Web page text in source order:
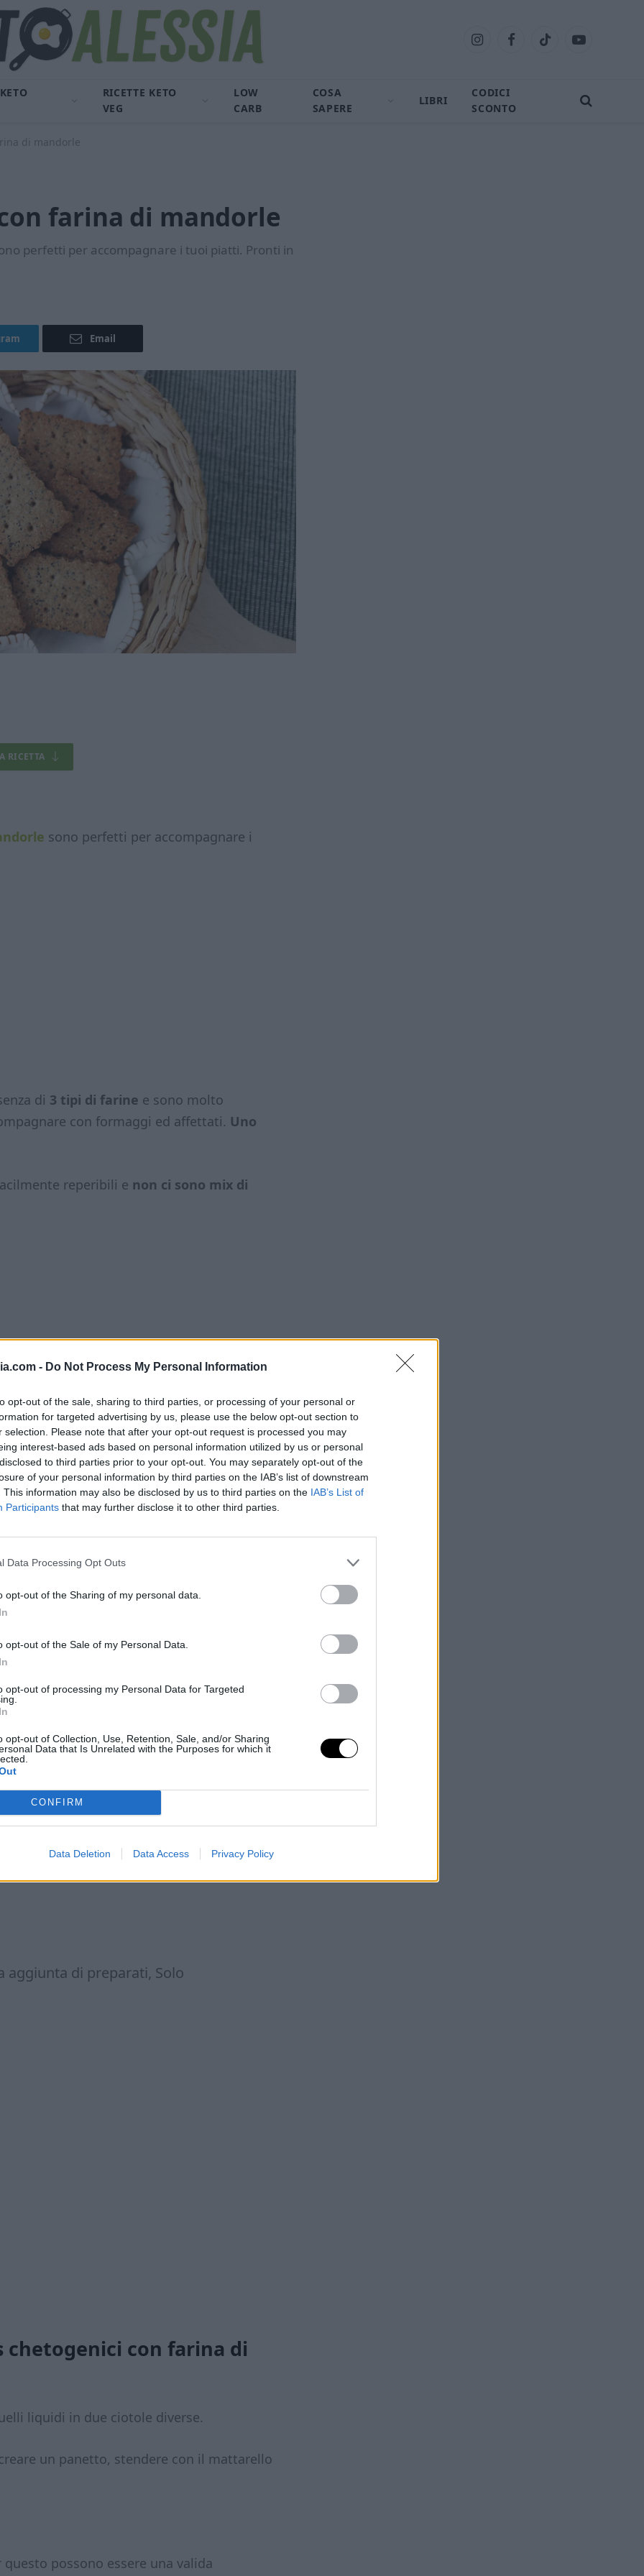
- Do Not Process My Personal Information
opt-out of the sale, sharing to third parties, or processing of your personal or
for targeted advertising by us, please use the below opt-out section to
selection. Please note that after your opt-out request is processed you may
interest-based ads based on personal information utilized by us or personal
to third parties prior to your opt-out. You may separately opt-out of the
of your personal information by third parties on the IAB’s list of downstream
This information may also be disclosed by us to third parties on the IAB’s List of
Participants that may further disclose it to other third parties.
Data Processing Opt Outs
opt-out of the Sharing of my personal data.
opt-out of the Sale of my Personal Data.
opt-out of processing my Personal Data for Targeted
opt-out of Collection, Use, Retention, Sale, and/or Sharing
Data that Is Unrelated with the Purposes for which it
CONFIRM
Data Deletion Data Access Privacy Policy
InstagramFacebookTikTok YouTube
RICETTE KETO
VEG
LOW
CARB
COSA
SAPERE
LIBRI
CODICI
SCONTO
di mandorle
farina di mandorle
perfetti per accompagnare i tuoi piatti. Pronti in
Email
RICETTA
sono perfetti per accompagnare i
di 3 tipi di farine e sono molto
con formaggi ed affettati. Uno
reperibili e non ci sono mix di
farina di mandorle avrai bisogno di:
ingredienti semplici e genuiniadatti ad
intollerante al lattosiosostituisci gli
free.
aggiunta di preparati, Solo
chetogenici con farina di
liquidi in due ciotole diverse.
un panetto, stendere con il mattarello
possono essere una valida